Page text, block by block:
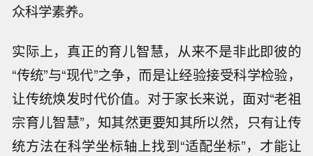
众科学素养。
实际上，真正的育儿智慧，从来不是非此即彼的
“传统”与“现代”之争，而是让经验接受科学检验，
让传统焕发时代价值。对于家长来说，面对“老祖
宗育儿智慧”，知其然更要知其所以然，只有让传
统方法在科学坐标轴上找到“适配坐标”，才能让